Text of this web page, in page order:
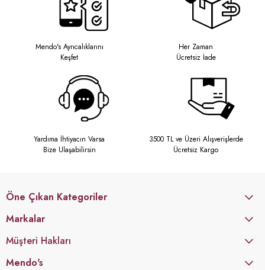
Mendo's Ayrıcalıklarını
Keşfet
Her Zaman
Ücretsiz İade
Yardıma İhtiyacın Varsa
Bize Ulaşabilirsin
3500 TL ve Üzeri Alışverişlerde
Ücretsiz Kargo
Öne Çıkan Kategoriler
Markalar
Müşteri Hakları
Mendo's